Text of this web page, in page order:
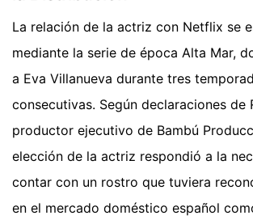
La relación de la actriz con Netflix se
mediante la serie de época Alta Mar,
a Eva Villanueva durante tres
consecutivas. Según declaraciones de
productor ejecutivo de Bambú
elección de la actriz respondió a la
contar con un rostro que tuviera
en el mercado doméstico español